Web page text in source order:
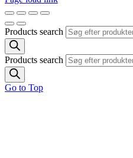
Products search
Products search
Go to Top